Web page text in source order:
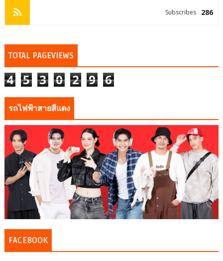
286
Subscribes
TOTAL PAGEVIEWS
4 5 3 0 2 9 6
รถไฟฟ้าสายสีแดง
FACEBOOK